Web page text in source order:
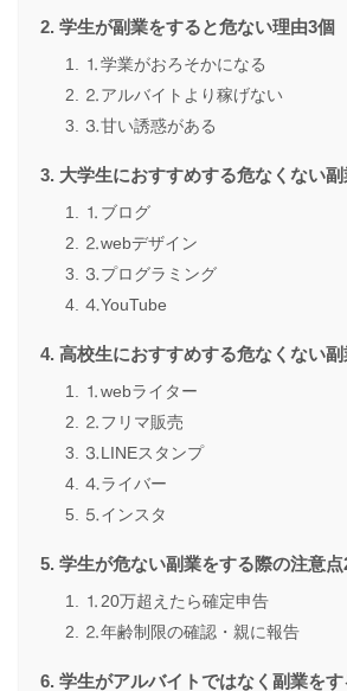
学生が副業をすると危ない理由3個
⒈学業がおろそかになる
⒉アルバイトより稼げない
⒊甘い誘惑がある
大学生におすすめする危なくない副
⒈ブログ
⒉webデザイン
⒊プログラミング
⒋YouTube
高校生におすすめする危なくない副
⒈webライター
⒉フリマ販売
⒊LINEスタンプ
⒋ライバー
⒌インスタ
学生が危ない副業をする際の注意点
⒈20万超えたら確定申告
⒉年齢制限の確認・親に報告
学生がアルバイトではなく副業を